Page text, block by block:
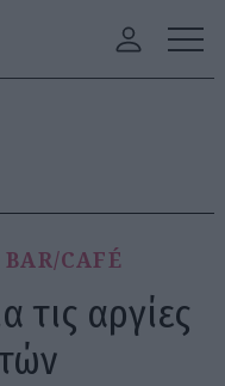
BAR/CAFÉ
τις αργίες